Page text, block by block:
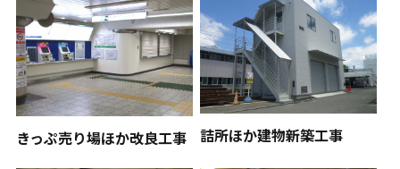
きっぷ売り場ほか改良工事 詰所ほか建物新築工事